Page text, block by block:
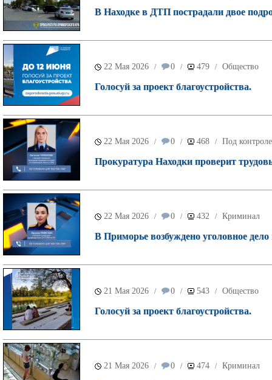
В Находке в ДТП пострадали двое
22 Мая 2026 / 0 / 479 / Общество
Голосуй за проект благоустройства.
22 Мая 2026 / 0 / 468 / Под
Прокуратура Находки проверит
22 Мая 2026 / 0 / 432 / Криминал
В Приморье возбуждено уголовное
21 Мая 2026 / 0 / 543 / Общество
Голосуй за проект благоустройства.
21 Мая 2026 / 0 / 474 / Криминал